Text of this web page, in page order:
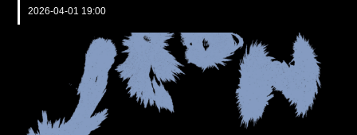
2026-04-01 19:00